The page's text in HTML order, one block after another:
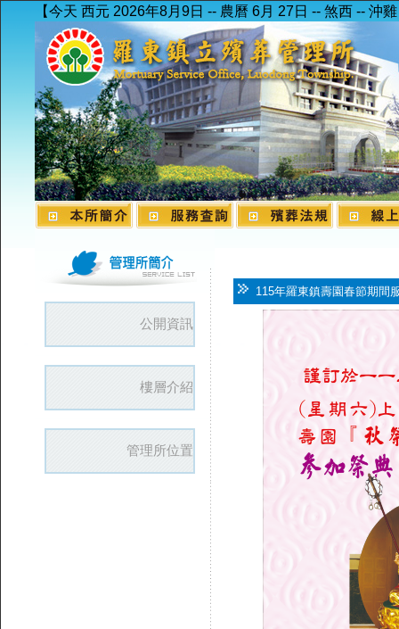
【今天 西元 2026年8月9日 -- 農曆 6月 27日 -- 煞西 -- 沖
公開資訊
樓層介紹
管理所位置
115年羅東鎮壽園春節期間